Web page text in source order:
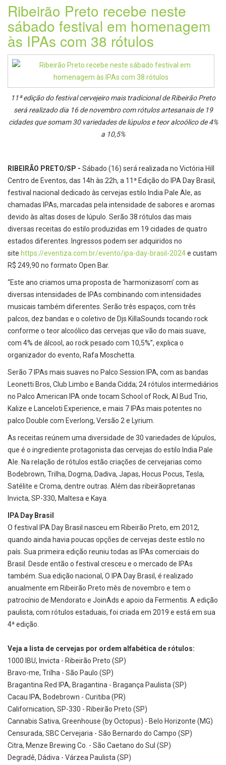
Ribeirão Preto recebe neste
sábado festival em homenagem
às IPAs com 38 rótulos
11ª edição do festival cervejeiro mais tradicional de Ribeirão Preto
será realizado dia 16 de novembro com rótulos artesanais de 19
cidades que somam 30 variedades de lúpulos e teor alcoólico de 4%
a 10,5%
RIBEIRÃO PRETO/SP - Sábado (16) será realizada no Victória Hill
Centro de Eventos, das 14h às 22h, a 11ª Edição do IPA Day Brasil,
festival nacional dedicado às cervejas estilo India Pale Ale, as
chamadas IPAs, marcadas pela intensidade de sabores e aromas
devido às altas doses de lúpulo. Serão 38 rótulos das mais
diversas receitas do estilo produzidas em 19 cidades de quatro
estados diferentes. Ingressos podem ser adquiridos no
site https://eventiza.com.br/evento/ipa-day-brasil-2024e custam
R$ 249,90 no formato Open Bar.
“Este ano criamos uma proposta de ‘harmonizasom’ com as
diversas intensidades de IPAs combinando com intensidades
musicais também diferentes. Serão três espaços, com três
palcos, dez bandas e o coletivo de Djs KillaSounds tocando rock
conforme o teor alcoólico das cervejas que vão do mais suave,
com 4% de álcool, ao rock pesado com 10,5%”, explica o
organizador do evento, Rafa Moschetta.
Serão 7 IPAs mais suaves no Palco Session IPA, com as bandas
Leonetti Bros, Club Limbo e Banda Cidda; 24 rótulos intermediários
no Palco American IPA onde tocam School of Rock, Al Bud Trio,
Kalize e Lanceloti Experience, e mais 7 IPAs mais potentes no
palco Double com Everlong, Versão 2 e Lyrium.
As receitas reúnem uma diversidade de 30 variedades de lúpulos,
que é o ingrediente protagonista das cervejas do estilo India Pale
Ale. Na relação de rótulos estão criações de cervejarias como
Bodebrown, Trilha, Dogma, Dadiva, Japas, Hocus Pocus, Tesla,
Satélite e Croma, dentre outras. Além das ribeirãopretanas
Invicta, SP-330, Maltesa e Kaya.
IPA Day Brasil
O festival IPA Day Brasil nasceu em Ribeirão Preto, em 2012,
quando ainda havia poucas opções de cervejas deste estilo no
país. Sua primeira edição reuniu todas as IPAs comerciais do
Brasil. Desde então o festival cresceu e o mercado de IPAs
também. Sua edição nacional, O IPA Day Brasil, é realizado
anualmente em Ribeirão Preto mês de novembro e tem o
patrocínio de Mendorato e JoinAds e apoio da Fermentis. A edição
paulista, com rótulos estaduais, foi criada em 2019 e está em sua
4ª edição.
Veja a lista de cervejas por ordem alfabética de rótulos:
1000 IBU, Invicta - Ribeirão Preto (SP)
Bravo-me, Trilha - São Paulo (SP)
Bragantina Red IPA, Bragantina - Bragança Paulista (SP)
Cacau IPA, Bodebrown - Curitiba (PR)
Californication, SP-330 - Ribeirão Preto (SP)
Cannabis Sativa, Greenhouse (by Octopus) - Belo Horizonte (MG)
Censurada, SBC Cervejaria - São Bernardo do Campo (SP)
Citra, Menze Brewing Co. - São Caetano do Sul (SP)
Degradê, Dádiva - Várzea Paulista (SP)